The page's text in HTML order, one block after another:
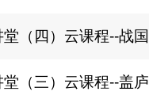
（三）云课程--盖庐